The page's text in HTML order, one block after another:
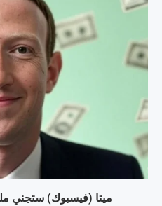
ميتا (فيسبوك) ستجني